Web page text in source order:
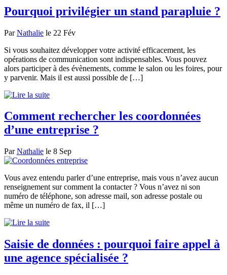
Pourquoi privilégier un stand parapluie ?
ParNathalie le 22 Fév
Si vous souhaitez développer votre activité efficacement, les
opérations de communication sont indispensables. Vous pouvez
alors participer à des évènements, comme le salon ou les foires, pour
y parvenir. Mais il est aussi possible de […]
Comment rechercher les coordonnées
d’une entreprise ?
ParNathalie le 8 Sep
Vous avez entendu parler d’une entreprise, mais vous n’avez aucun
renseignement sur comment la contacter ? Vous n’avez ni son
numéro de téléphone, son adresse mail, son adresse postale ou
même un numéro de fax, il […]
Saisie de données : pourquoi faire appel à
une agence spécialisée ?